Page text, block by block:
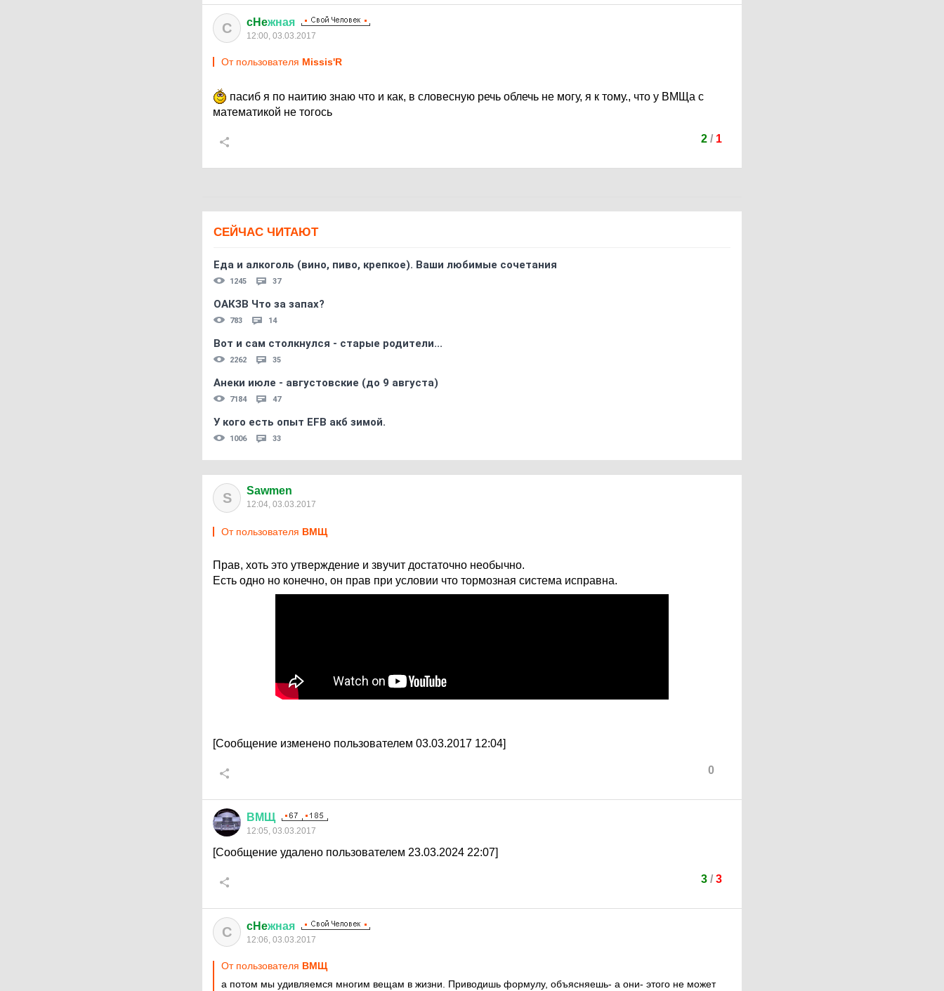
C cHeжная
12:00, 03.03.2017
От пользователя Missis'R
пасиб я по наитию знаю что и как, в словесную речь облечь не могу, я к тому., что у ВМЩа с
математикой не тогось
2/ 1
СЕЙЧАС ЧИТАЮТ
Еда и алкоголь (вино, пиво, крепкое). Ваши любимые сочетания
1245 37
ОАКЗВ Что за запах?
783 14
Вот и сам столкнулся - старые родители...
2262 35
Анеки июле - августовские (до 9 августа)
7184 47
У кого есть опыт EFB акб зимой.
1006 33
S Sawmen
12:04, 03.03.2017
От пользователя ВМЩ
Прав, хоть это утверждение и звучит достаточно необычно.
Есть одно но конечно, он прав при условии что тормозная система исправна.
[Сообщение изменено пользователем 03.03.2017 12:04]
0
ВМЩ
12:05, 03.03.2017
[Сообщение удалено пользователем 23.03.2024 22:07]
3/ 3
C cHeжная
12:06, 03.03.2017
От пользователя ВМЩ
а потом мы удивляемся многим вещам в жизни. Приводишь формулу, объясняешь- а они- этого не может